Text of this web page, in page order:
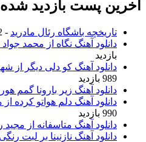
آخرین پست بازدید شده
تاریخچه باشگاه رئال مادرید - 112 بازدید
دانلود آهنگ نگاه از محمد
بازدید
دانلود آهنگ کو دلی دیگر از
989 بازدید
دانلود آهنگ زیر بارونا گمم
دانلود آهنگ دلم هواتو کرده
990 بازدید
دانلود آهنگ متاسفانه از
دانلود آهنگ نازنینا بر لبت